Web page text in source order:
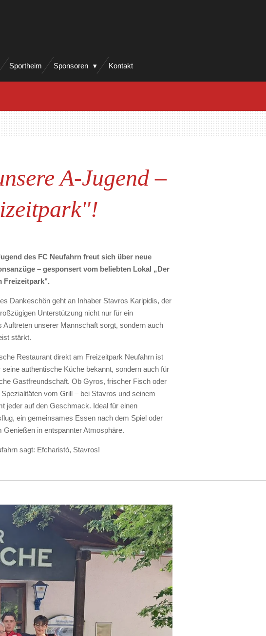
Sportheim Sponsoren Kontakt
A-Jugend –
des FC Neufahrn freut sich über neue
– gesponsert vom beliebten Lokal „Der
Freizeitpark".
Dankeschön geht an Inhaber Stavros Karipidis, der
Unterstützung nicht nur für ein
Auftreten unserer Mannschaft sorgt, sondern auch
stärkt.
Restaurant direkt am Freizeitpark Neufahrn ist
seine authentische Küche bekannt, sondern auch für
Gastfreundschaft. Ob Gyros, frischer Fisch oder
vom Grill – bei Stavros und seinem
jeder auf den Geschmack. Ideal für einen
ein gemeinsames Essen nach dem Spiel oder
Genießen in entspannter Atmosphäre.
sagt: Efcharistó, Stavros!